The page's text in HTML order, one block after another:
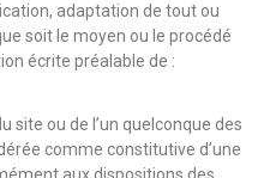
adaptation de tout ou
soit le moyen ou le procédé
écrite préalable de :
site ou de l’un quelconque des
comme constitutive d’une
aux dispositions des